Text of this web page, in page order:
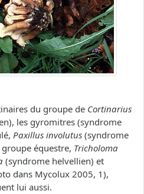
du groupe de Cortinarius
les gyromitres (syndrome
Paxillus involutus (syndrome
équestre, Tricholoma
(syndrome helvellien) et
dans Mycolux 2005, 1),
lui aussi.